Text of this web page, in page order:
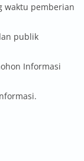
waktu pemberian
publik
Informasi